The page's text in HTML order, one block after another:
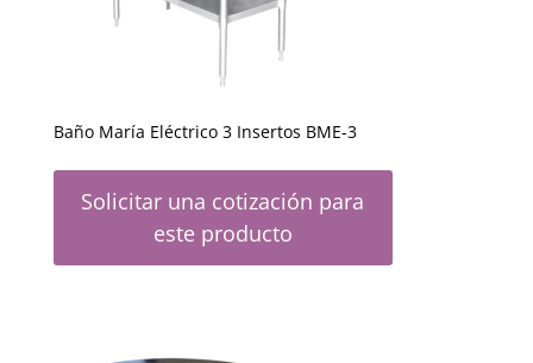
Baño María Eléctrico 3 Insertos BME-3
Solicitar una cotización para
este producto